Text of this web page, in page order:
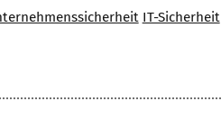
IT-Sicherheit